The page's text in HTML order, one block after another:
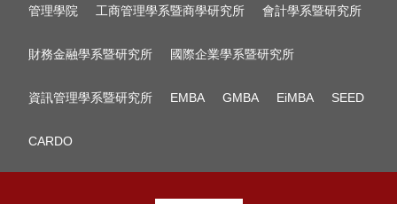
管理學院 工商管理學系暨商學研究所 會計學系暨研究所
財務金融學系暨研究所 國際企業學系暨研究所
資訊管理學系暨研究所 EMBA GMBA EiMBA SEED
CARDO